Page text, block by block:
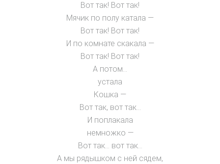
Вот так! Вот так!
Мячик по полу катала —
Вот так! Вот так!
И по комнате скакала —
Вот так! Вот так!
А потом…
устала
Кошка —
Вот так, вот так…
И поплакала
немножко —
Вот так… вот так…
А мы рядышком с ней сядем,